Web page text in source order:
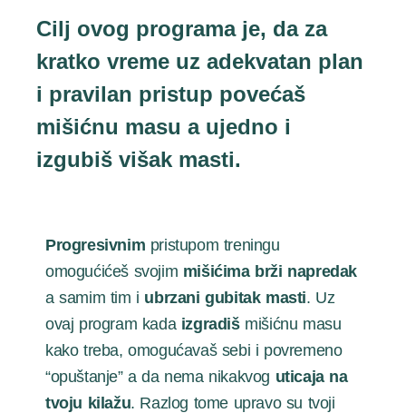
Cilj ovog programa je, da za
kratko vreme uz adekvatan plan
i pravilan pristup povećaš
mišićnu masu a ujedno i
izgubiš višak masti.
Progresivnim pristupom treningu
omogućićeš svojim mišićima brži napredak
a samim tim i ubrzani gubitak masti. Uz
ovaj program kada izgradišmišićnu masu
kako treba, omogućavaš sebi i povremeno
“opuštanje” a da nema nikakvog uticaja na
tvoju kilažu. Razlog tome upravo su tvoji